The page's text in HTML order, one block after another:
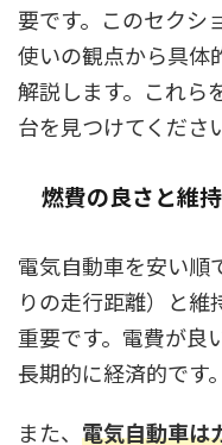
要です。このセクシ
使いの観点から具体
解説します。これら
台を見つけてくださ
燃費の良さと維
電気自動車を安い順
りの走行距離）と維
重要です。電費が良
長期的に経済的です。
また、 電気自動車は